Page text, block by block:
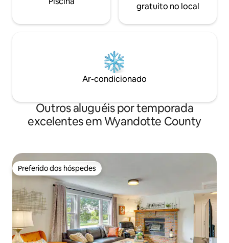
gratuito no local
Ar-condicionado
Outros aluguéis por temporada
excelentes em Wyandotte County
Preferido dos hóspedes
Preferido dos hóspedes